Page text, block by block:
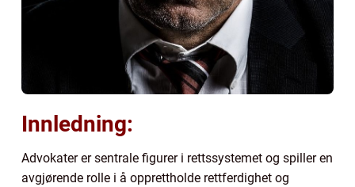
Innledning:
Advokater er sentrale figurer i rettssystemet og spiller en
avgjørende rolle i å opprettholde rettferdighet og